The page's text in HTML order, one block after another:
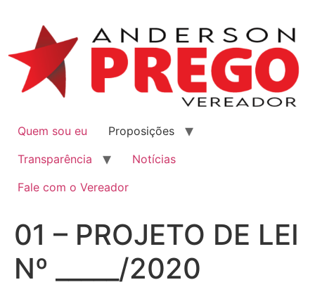
Quem sou eu
Proposições
Transparência
Notícias
Fale com o Vereador
01 – PROJETO DE LEI
Nº _____/2020